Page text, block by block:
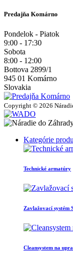
Predajňa Komárno
Pondelok - Piatok
9:00 - 17:30
Sobota
8:00 - 12:00
Bottova 2899/1
945 01 Komárno
Slovakia
Copyright © 2026
Kategórie
Technické armatúry
Zavlažovací systém
Cleansystem na